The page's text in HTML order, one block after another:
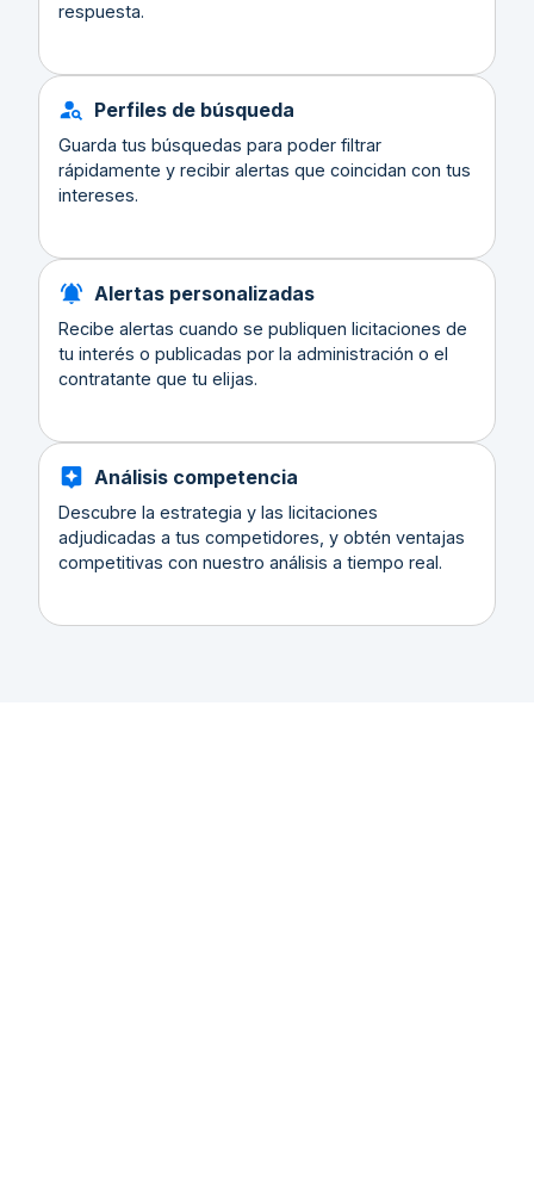
respuesta.
Perfiles de búsqueda
Guarda tus búsquedas para poder filtrar
rápidamente y recibir alertas que coincidan con tus
intereses.
Alertas personalizadas
Recibe alertas cuando se publiquen licitaciones de
tu interés o publicadas por la administración o el
contratante que tu elijas.
Análisis competencia
Descubre la estrategia y las licitaciones
adjudicadas a tus competidores, y obtén ventajas
competitivas con nuestro análisis a tiempo real.